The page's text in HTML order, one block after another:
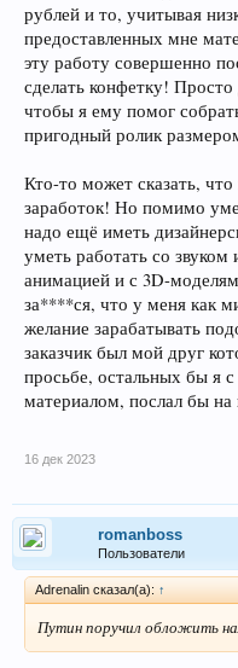
рублей и то, учитывая
предоставленных мне
эту работу совершенно
сделать конфетку!
чтобы я ему помог
пригодный ролик
Кто-то может сказать,
заработок! Но помимо
надо ещё иметь
уметь работать со
анимацией и с 3D-
за****ся, что у меня как
желание зарабатывать
заказчик был мой друг
просьбе, остальных бы я
материалом, послал бы на
16 дек 2023
romanboss
Пользователи
Adrenalin сказал(а): ↑
Путин поручил обложить